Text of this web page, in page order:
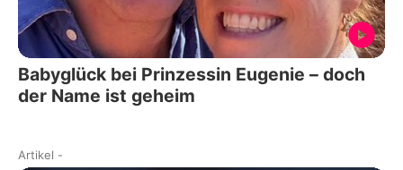
Babyglück bei Prinzessin Eugenie – doch
der Name ist geheim
Artikel -